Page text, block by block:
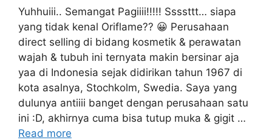
Yuhhuiii.. Semangat Pagiiii!!!!! Ssssttt… siapa
yang tidak kenal Oriflame?? 😀 Perusahaan
direct selling di bidang kosmetik & perawatan
wajah & tubuh ini ternyata makin bersinar aja
yaa di Indonesia sejak didirikan tahun 1967 di
kota asalnya, Stochkolm, Swedia. Saya yang
dulunya antiiii banget dengan perusahaan satu
ini :D, akhirnya cuma bisa tutup muka & gigit …
Read more